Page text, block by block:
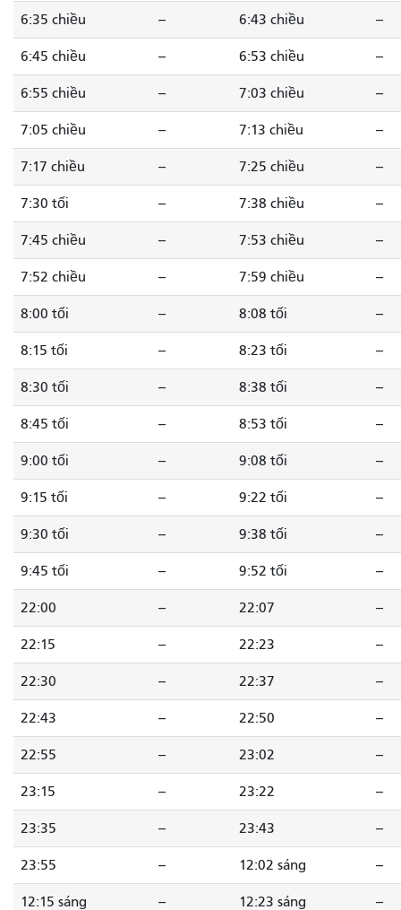
6:35 chiều -- 6:43 chiều --
6:45 chiều -- 6:53 chiều --
6:55 chiều -- 7:03 chiều --
7:05 chiều -- 7:13 chiều --
7:17 chiều -- 7:25 chiều --
7:30 tối -- 7:38 chiều --
7:45 chiều -- 7:53 chiều --
7:52 chiều -- 7:59 chiều --
8:00 tối -- 8:08 tối --
8:15 tối -- 8:23 tối --
8:30 tối -- 8:38 tối --
8:45 tối -- 8:53 tối --
9:00 tối -- 9:08 tối --
9:15 tối -- 9:22 tối --
9:30 tối -- 9:38 tối --
9:45 tối -- 9:52 tối --
22:00 -- 22:07 --
22:15 -- 22:23 --
22:30 -- 22:37 --
22:43 -- 22:50 --
22:55 -- 23:02 --
23:15 -- 23:22 --
23:35 -- 23:43 --
23:55 -- 12:02 sáng --
12:15 sáng -- 12:23 sáng --